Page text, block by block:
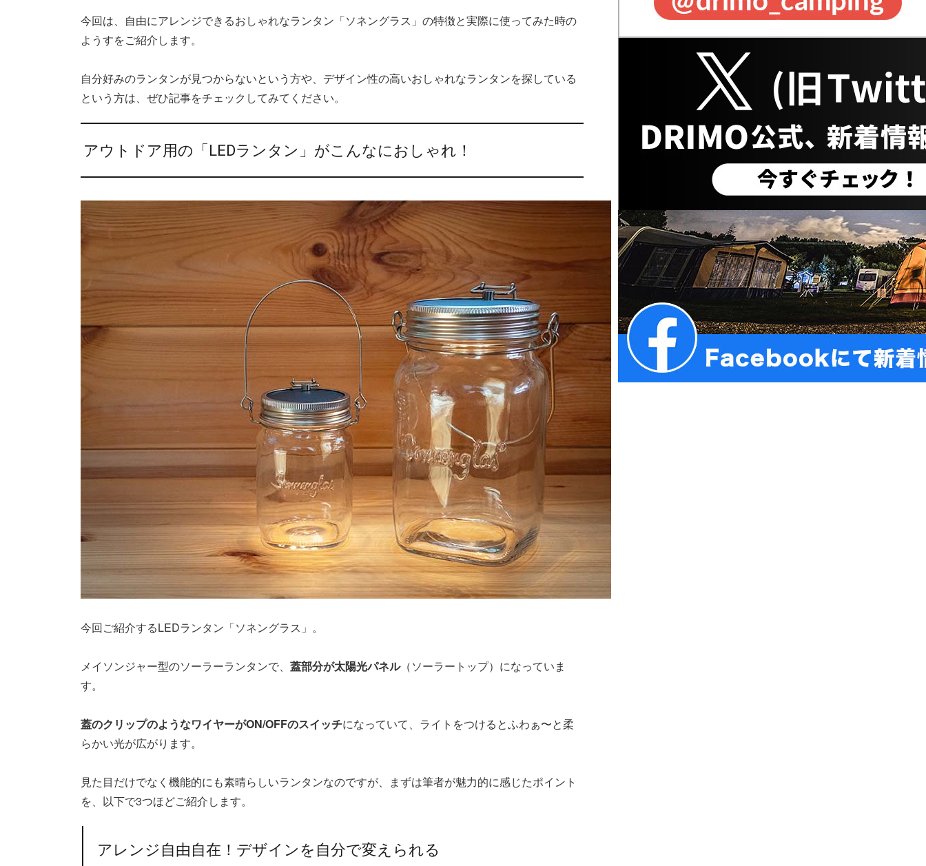
今回は、自由にアレンジできるおしゃれなランタン「ソネングラス」の特徴と実際に使ってみた時の
ようすをご紹介します。
自分好みのランタンが見つからないという方や、デザイン性の高いおしゃれなランタンを探している
という方は、ぜひ記事をチェックしてみてください。
アウトドア用の「LEDランタン」がこんなにおしゃれ！
今回ご紹介するLEDランタン「ソネングラス」。
メイソンジャー型のソーラーランタンで、 蓋部分が太陽光パネル（ソーラートップ）になっていま
す。
蓋のクリップのようなワイヤーがON/OFFのスイッチになっていて、ライトをつけるとふわぁ〜と柔
らかい光が広がります。
見た目だけでなく機能的にも素晴らしいランタンなのですが、まずは筆者が魅力的に感じたポイント
を、以下で3つほどご紹介します。
アレンジ自由自在！デザインを自分で変えられる